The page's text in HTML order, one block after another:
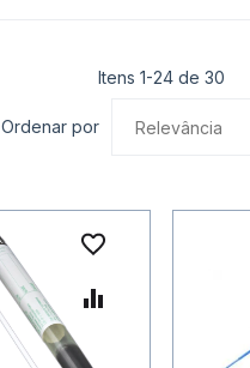
Itens 1-24 de 30
Ordenar por
Adicionar à
Adicionar